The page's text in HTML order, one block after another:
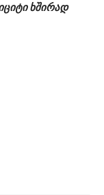
ხშირად